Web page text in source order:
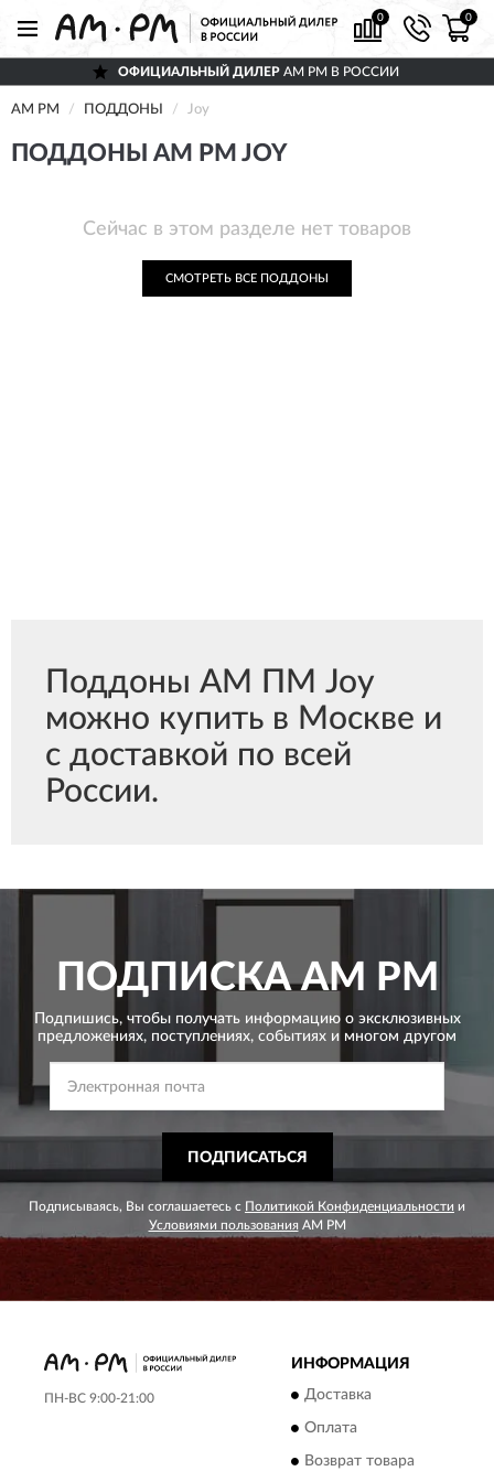
0 0
ОФИЦИАЛЬНЫЙ ДИЛЕР AM PM В РОССИИ
AM PM ПОДДОНЫ Joy
ПОДДОНЫ AM PM JOY
Сейчас в этом разделе нет товаров
СМОТРЕТЬ ВСЕ ПОДДОНЫ
Поддоны АМ ПМ Joy
можно купить в Москве и
с доставкой по всей
России.
ПОДПИСКАAM PM
Подпишись, чтобы получать информацию о эксклюзивных
предложениях, поступлениях, событиях и многом другом
ПОДПИСАТЬСЯ
Подписываясь, Вы соглашаетесь с Политикой Конфиденциальности и
Условиями пользования AM PM
ПН-ВС 9:00-21:00
ИНФОРМАЦИЯ
Доставка
Оплата
Возврат товара